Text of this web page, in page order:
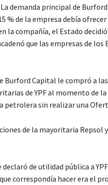
demanda principal de
% de la empresa debía
la compañía, el Estado
que las empresas de
Capital le compró a
de YPF al momento de
sin realizar una
de la mayoritaria
de utilidad pública a
correspondía hacer era el